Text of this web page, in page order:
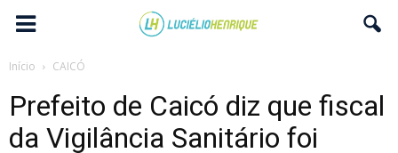
Início CAICÓ
Prefeito de Caicó diz que fiscal
da Vigilância Sanitário foi